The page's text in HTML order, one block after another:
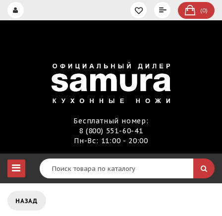
(0)
Бесплатный номер:
8 (800) 551-60-41
Пн-Вс: 11:00 - 20:00
НАЗАД